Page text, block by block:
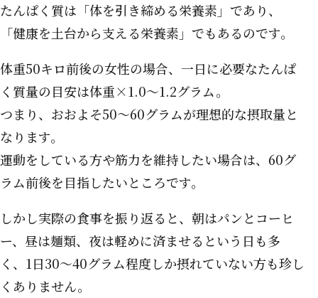
たんぱく質は「体を引き締める栄養素」であり、
「健康を土台から支える栄養素」でもあるのです。
体重50キロ前後の女性の場合、一日に必要なたんぱ
く質量の目安は体重×1.0〜1.2グラム。
つまり、おおよそ50〜60グラムが理想的な摂取量と
なります。
運動をしている方や筋力を維持したい場合は、60グ
ラム前後を目指したいところです。
しかし実際の食事を振り返ると、朝はパンとコーヒ
ー、昼は麺類、夜は軽めに済ませるという日も多
く、1日30〜40グラム程度しか摂れていない方も珍し
くありません。